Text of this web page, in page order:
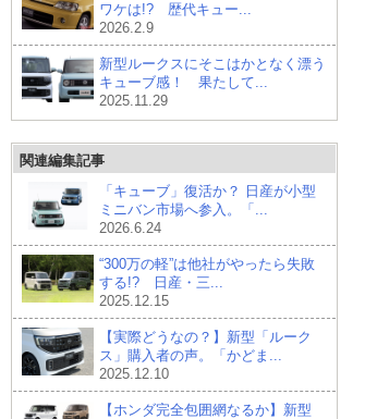
ワケは!? 歴代キュー...
2026.2.9
新型ルークスにそこはかとなく漂う
キューブ感！ 果たして...
2025.11.29
関連編集記事
「キューブ」復活か？ 日産が小型
ミニバン市場へ参入。「...
2026.6.24
“300万の軽”は他社がやったら失敗
する!? 日産・三...
2025.12.15
【実際どうなの？】新型「ルーク
ス」購入者の声。「かどま...
2025.12.10
【ホンダ完全包囲網なるか】新型